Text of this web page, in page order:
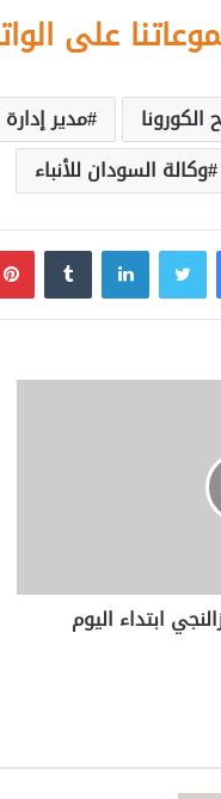
على
الكورونا مدير
وكالة السودان للأنباء
فيسبوك لينكدإن
ابتداء اليوم